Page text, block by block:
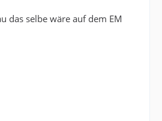
das selbe wäre auf dem EM